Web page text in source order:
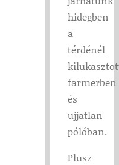
hidegben
a
térdénél
farmerben
és
ujjatlan
pólóban.
Plusz